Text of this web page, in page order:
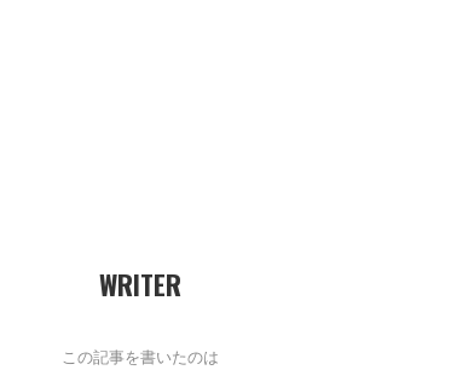
WRITER
この記事を書いたのは